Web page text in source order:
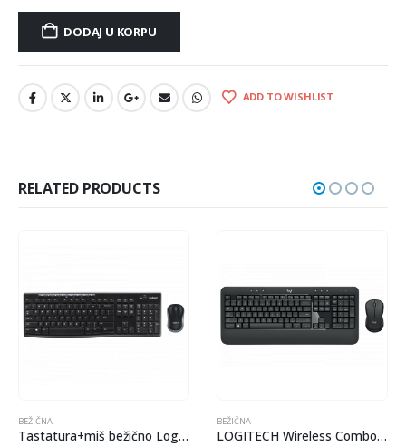
DODAJ U KORPU
ADD TO WISHLIST
RELATED PRODUCTS
BEŽIČNA
Tastatura+miš bežično Logitech MK270, crno
BEŽIČNA
LOGITECH Wireless Combo MK540 Slovenian / 24 mjeseca